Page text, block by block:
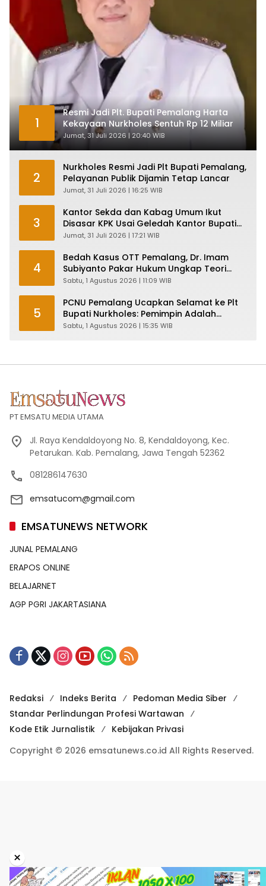
1
Resmi Jadi Plt. Bupati Pemalang Harta
Kekayaan Nurkholes Sentuh Rp 12 Miliar
Jumat, 31 Juli 2026 | 20:40 WIB
2
Nurkholes Resmi Jadi Plt Bupati Pemalang,
Pelayanan Publik Dijamin Tetap Lancar
Jumat, 31 Juli 2026 | 16:25 WIB
3
Kantor Sekda dan Kabag Umum Ikut
Disasar KPK Usai Geledah Kantor Bupati
Pemalang
Jumat, 31 Juli 2026 | 17:21 WIB
4
Bedah Kasus OTT Pemalang, Dr. Imam
Subiyanto Pakar Hukum Ungkap Teori
Penyertaan KPK
Sabtu, 1 Agustus 2026 | 11:09 WIB
5
PCNU Pemalang Ucapkan Selamat ke Plt
Bupati Nurkholes: Pemimpin Adalah
Pelayan Rakyat!
Sabtu, 1 Agustus 2026 | 15:35 WIB
PT EMSATU MEDIA UTAMA
Jl. Raya Kendaldoyong No. 8, Kendaldoyong, Kec.
Petarukan. Kab. Pemalang, Jawa Tengah 52362
081286147630
emsatucom@gmail.com
EMSATUNEWS NETWORK
JUNAL PEMALANG
ERAPOS ONLINE
BELAJARNET
AGP PGRI JAKARTASIANA
Redaksi Indeks Berita
Pedoman Media Siber
Standar Perlindungan Profesi Wartawan
Kode Etik Jurnalistik
Kebijakan Privasi
Copyright © 2026 emsatunews.co.id All Rights Reserved.
×